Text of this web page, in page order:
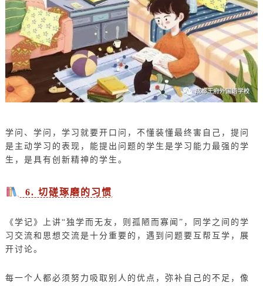
学问、学问，学习就要开口问，不懂装懂最终害自己，提问
是主动学习的表现，能提出问题的学生是学习能力最强的学
生，是具有创新精神的学生。
6. 切磋琢磨的习惯
《学记》上讲“独学而无友，则孤陋而寡闻”，同学之间的学
习交流和思想交流是十分重要的，遇到问题要互帮互学，展
开讨论。
每一个人都必须努力吸取别人的优点，弥补自己的不足，像